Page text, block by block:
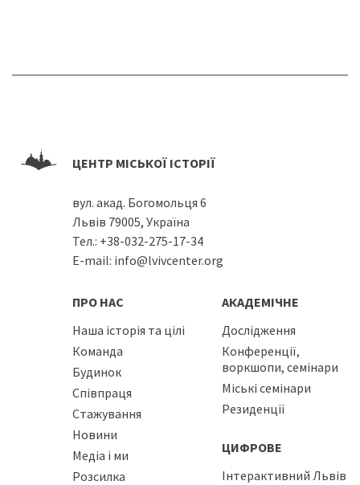
ЦЕНТР МІСЬКОЇ ІСТОРІЇ
вул. акад. Богомольця 6
Львів 79005, Україна
Тел.: +38-032-275-17-34
E-mail: info@lvivcenter.org
ПРО НАС
Наша історія та цілі
Команда
Будинок
Співпраця
Стажування
Новини
Медіа і ми
Розсилка
АКАДЕМІЧНЕ
Дослідження
Конференції,
воркшопи, семінари
Міські семінари
Резиденції
ЦИФРОВЕ
Інтерактивний Львів